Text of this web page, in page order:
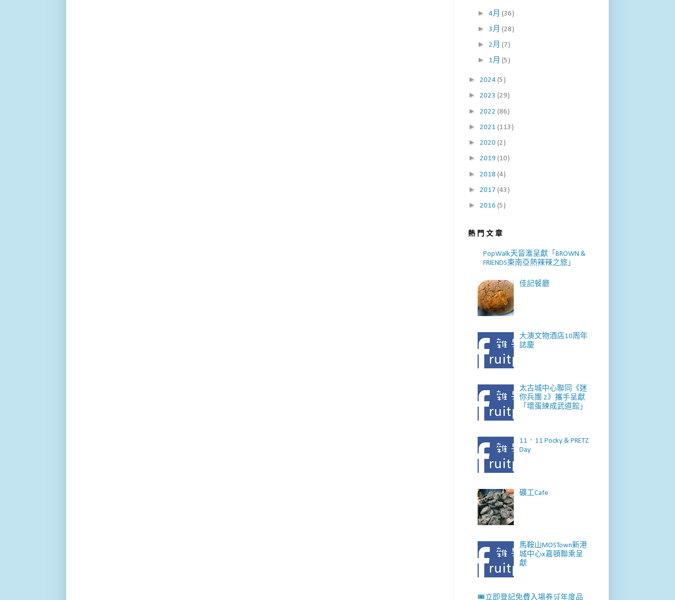
► 4月 (36)
► 3月 (28)
► 2月 (7)
► 1月 (5)
► 2024 (5)
► 2023 (29)
► 2022 (86)
► 2021 (113)
► 2020 (2)
► 2019 (10)
► 2018 (4)
► 2017 (43)
► 2016 (5)
熱 門 文 章
PopWalk天晉滙呈獻「BROWN &
FRIENDS東南亞熱辣辣之旅」
佳記餐廳
大澳文物酒店10周年
誌慶
太古城中心聯同《迷
你兵團 2》攜手呈獻
「壞蛋練成武道館」
11．11 Pocky & PRETZ
Day
礦工Cafe
馬鞍山MOSTown新港
城中心x嘉頓聯乘呈
獻
🎟️立即登記免費入場券🛒年度品